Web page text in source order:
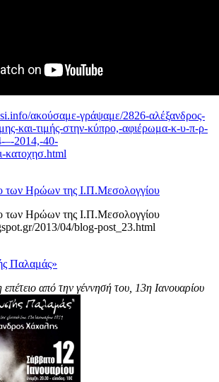
ακούσαμε-γράψαμε/2826-αλέξανδρος-
και-τιμής-στην-κύπρο,-αφιέρωμα-κ-υ-π-ρ-
–-2014,-40-
κατοχησ.html
των Ηρώων της Ι.Π.Μεσολογγίου
των Ηρώων της Ι.Π.Μεσολογγίου
2013/04/blog-post_23.html
Παλαμάς»
από την γέννησή του, 13η Ιανουαρίου